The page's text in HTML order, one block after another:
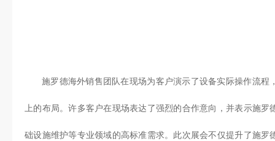
施罗德海外销售团队在现场为客户演示了设备实际操作流程
上的布局。许多客户在现场表达了强烈的合作意向，并表示施
础设施维护等专业领域的高标准需求。此次展会不仅提升了施